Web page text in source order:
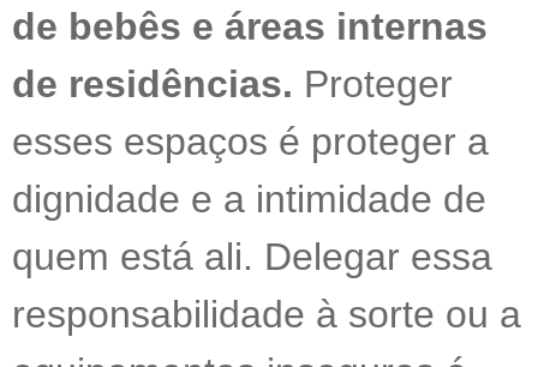
de bebês e áreas internas
de residências. Proteger
esses espaços é proteger a
dignidade e a intimidade de
quem está ali. Delegar essa
responsabilidade à sorte ou a